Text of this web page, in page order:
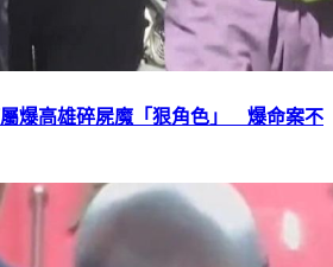
爆高雄碎屍魔「狠角色」 爆命案不